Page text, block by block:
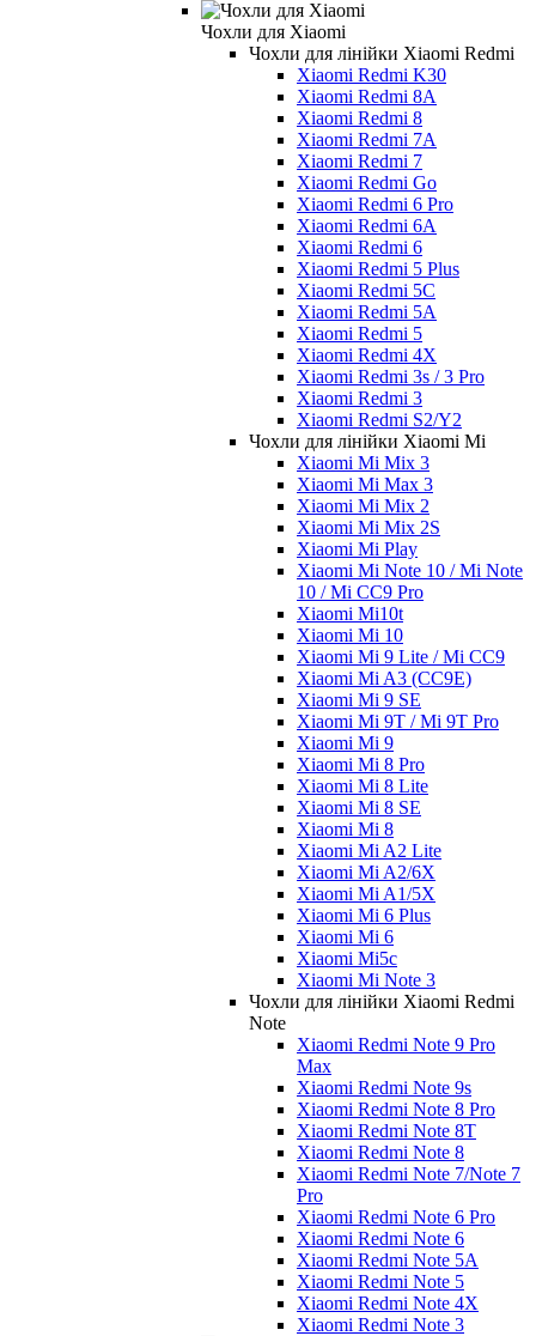
Чохли для Xiaomi
Чохли для лінійки Xiaomi Redmi
Xiaomi Redmi K30
Xiaomi Redmi 8A
Xiaomi Redmi 8
Xiaomi Redmi 7A
Xiaomi Redmi 7
Xiaomi Redmi Go
Xiaomi Redmi 6 Pro
Xiaomi Redmi 6A
Xiaomi Redmi 6
Xiaomi Redmi 5 Plus
Xiaomi Redmi 5C
Xiaomi Redmi 5A
Xiaomi Redmi 5
Xiaomi Redmi 4X
Xiaomi Redmi 3s / 3 Pro
Xiaomi Redmi 3
Xiaomi Redmi S2/Y2
Чохли для лінійки Xiaomi Mi
Xiaomi Mi Mix 3
Xiaomi Mi Max 3
Xiaomi Mi Mix 2
Xiaomi Mi Mix 2S
Xiaomi Mi Play
Xiaomi Mi Note 10 / Mi Note
10 / Mi CC9 Pro
Xiaomi Mi10t
Xiaomi Mi 10
Xiaomi Mi 9 Lite / Mi CC9
Xiaomi Mi A3 (CC9E)
Xiaomi Mi 9 SE
Xiaomi Mi 9T / Mi 9T Pro
Xiaomi Mi 9
Xiaomi Mi 8 Pro
Xiaomi Mi 8 Lite
Xiaomi Mi 8 SE
Xiaomi Mi 8
Xiaomi Mi A2 Lite
Xiaomi Mi A2/6X
Xiaomi Mi A1/5X
Xiaomi Mi 6 Plus
Xiaomi Mi 6
Xiaomi Mi5c
Xiaomi Mi Note 3
Чохли для лінійки Xiaomi Redmi
Note
Xiaomi Redmi Note 9 Pro
Max
Xiaomi Redmi Note 9s
Xiaomi Redmi Note 8 Pro
Xiaomi Redmi Note 8T
Xiaomi Redmi Note 8
Xiaomi Redmi Note 7/Note 7
Pro
Xiaomi Redmi Note 6 Pro
Xiaomi Redmi Note 6
Xiaomi Redmi Note 5A
Xiaomi Redmi Note 5
Xiaomi Redmi Note 4X
Xiaomi Redmi Note 3